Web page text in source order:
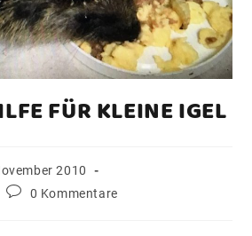
FÜR KLEINE IGEL
2010
0 Kommentare